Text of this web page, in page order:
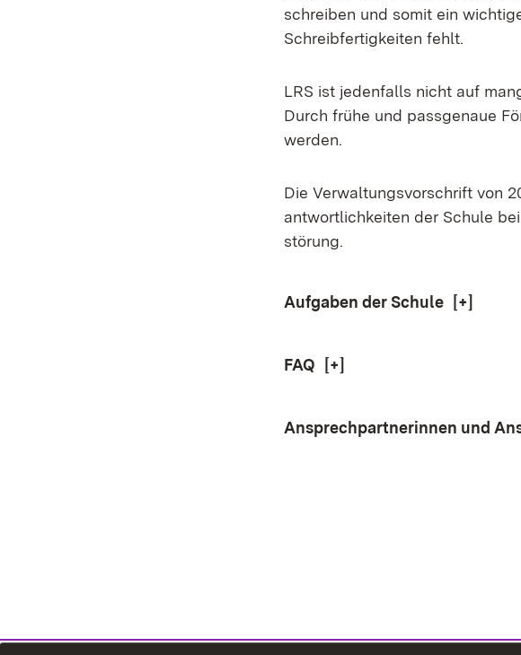
schreiben und somit ein
Schreibfertigkeiten fehlt.
LRS ist jedenfalls nicht auf
Durch frühe und passgenaue
werden.
Die Verwaltungsvorschrift von
antwortlichkeiten der Schule
störung.
Aufgaben der Schule [+]
FAQ [+]
Ansprechpartnerinnen und